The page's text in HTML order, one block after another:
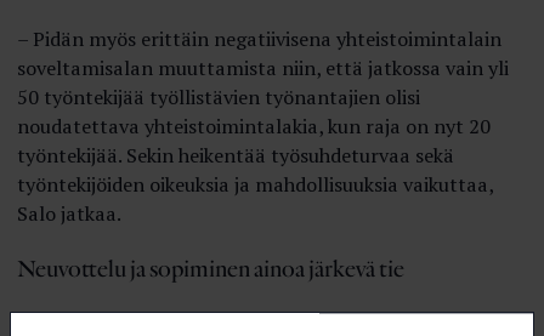
– Pidän myös erittäin negatiivisena yhteistoimintalain
soveltamisalan muuttamista niin, että jatkossa vain yli
50 työntekijää työllistävien työnantajien olisi
noudatettava yhteistoimintalakia, kun raja on nyt 20
työntekijää. Sekin heikentää työsuhdeturvaa sekä
työntekijöiden oikeuksia ja mahdollisuuksia vaikuttaa,
Salo jatkaa.
Neuvottelu ja sopiminen ainoa järkevä tie